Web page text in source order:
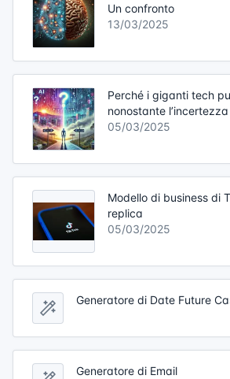
Un confronto
13/03/2025
Perché i giganti tech
nonostante l’incertezza
05/03/2025
Modello di business di
replica
05/03/2025
Generatore di Date Future
Generatore di Email